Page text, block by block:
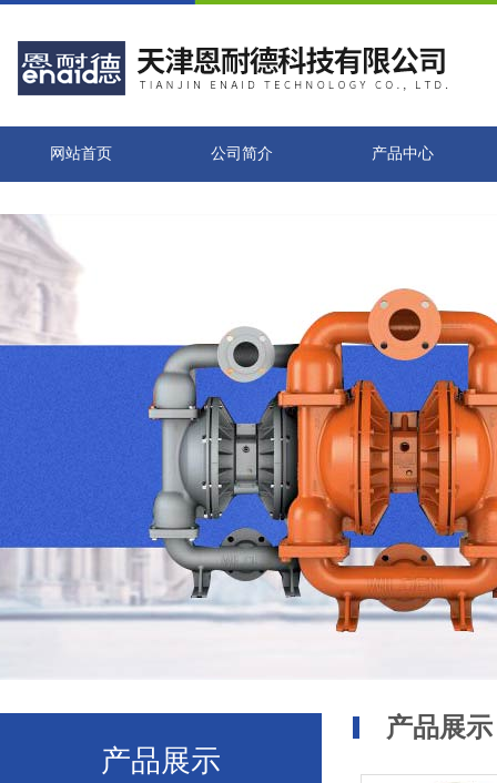
网站首页 公司简介 产品中心
产品展示
产品展示